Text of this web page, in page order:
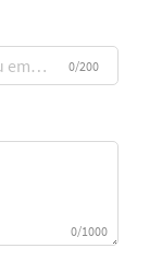
0/200
0/1000